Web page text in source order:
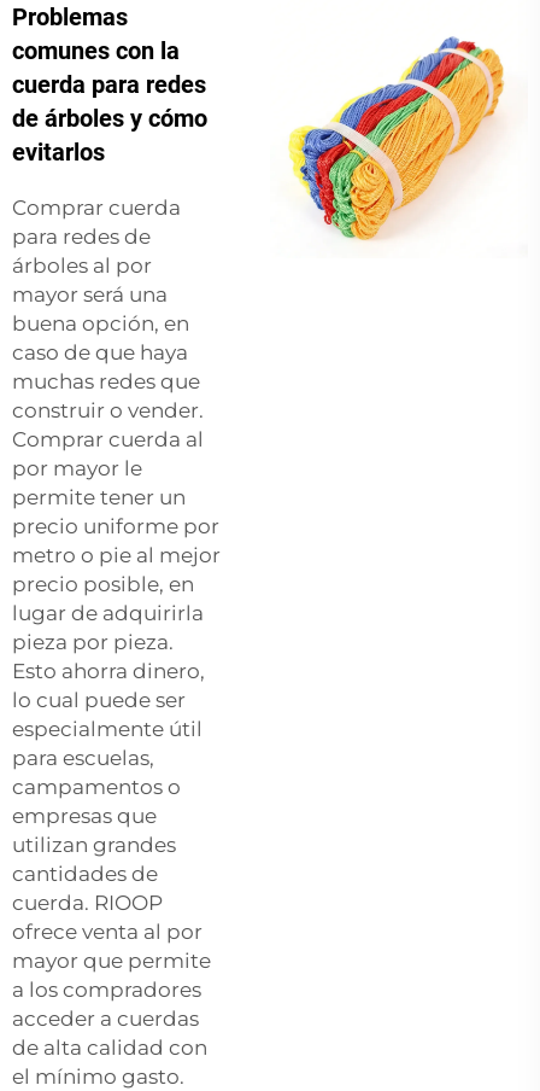
Problemas
comunes con la
cuerda para redes
de árboles y cómo
evitarlos
Comprar cuerda
para redes de
árboles al por
mayor será una
buena opción, en
caso de que haya
muchas redes que
construir o vender.
Comprar cuerda al
por mayor le
permite tener un
precio uniforme por
metro o pie al mejor
precio posible, en
lugar de adquirirla
pieza por pieza.
Esto ahorra dinero,
lo cual puede ser
especialmente útil
para escuelas,
campamentos o
empresas que
utilizan grandes
cantidades de
cuerda. RIOOP
ofrece venta al por
mayor que permite
a los compradores
acceder a cuerdas
de alta calidad con
el mínimo gasto.